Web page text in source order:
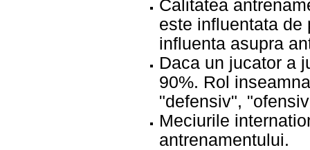
Calitatea
este influentata de
influenta asupra
Daca un jucator a
90%. Rol
"defensiv",
Meciurile
antrenamentului.